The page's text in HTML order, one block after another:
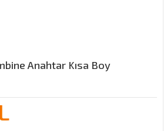
Anahtar Kısa Boy